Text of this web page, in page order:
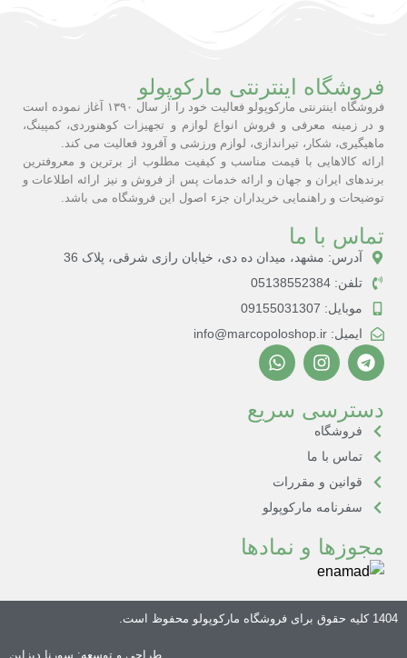
فروشگاه اینترنتی مارکوپولو
فروشگاه اینترنتی مارکوپولو فعالیت خود را از سال ۱۳۹۰ آغاز نموده است
و در زمینه معرفی و فروش انواع لوازم و تجهیزات کوهنوردی، کمپینگ،
ماهیگیری، شکار، تیراندازی، لوازم ورزشی و آفرود فعالیت می کند.
ارائه کالاهایی با قیمت مناسب و کیفیت مطلوب از برترین و معروفترین
برندهای ایران و جهان و ارائه خدمات پس از فروش و نیز ارائه اطلاعات و
توضیحات و راهنمایی خریداران جزء اصول این فروشگاه می باشد.
تماس با ما
آدرس: مشهد، میدان ده دی، خیابان رازی شرقی، پلاک 36
تلفن: 05138552384
موبایل: 09155031307
ایمیل: info@marcopoloshop.ir
دسترسی سریع
فروشگاه
تماس با ما
قوانین و مقررات
سفرنامه مارکوپولو
مجوزها و نمادها
1404 کلیه حقوق برای فروشگاه مارکوپولو محفوظ است.
طراحی و توسعه: سورنا دیزاین